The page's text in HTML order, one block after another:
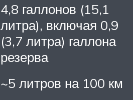
4,8 галлонов (15,1
литра), включая 0,9
(3,7 литра) галлона
резерва
~5 литров на 100 км